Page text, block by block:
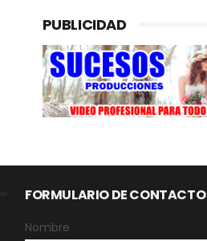
PUBLICIDAD
FORMULARIO DE CONTACTO
Nombre